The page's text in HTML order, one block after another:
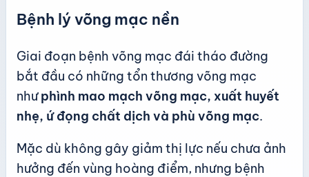
Bệnh lý võng mạc nền
Giai đoạn bệnh võng mạc đái tháo đường
bắt đầu có những tổn thương võng mạc
nhưphình mao mạch võng mạc, xuất huyết
nhẹ, ứ đọng chất dịch và phù võng mạc.
Mặc dù không gây giảm thị lực nếu chưa ảnh
hưởng đến vùng hoàng điểm, nhưng bệnh